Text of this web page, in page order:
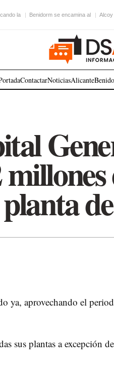
la Benidorm se encamina al
ContactarNoticiasAlicante
planta
ya, aprovechando el
sus plantas a excepción